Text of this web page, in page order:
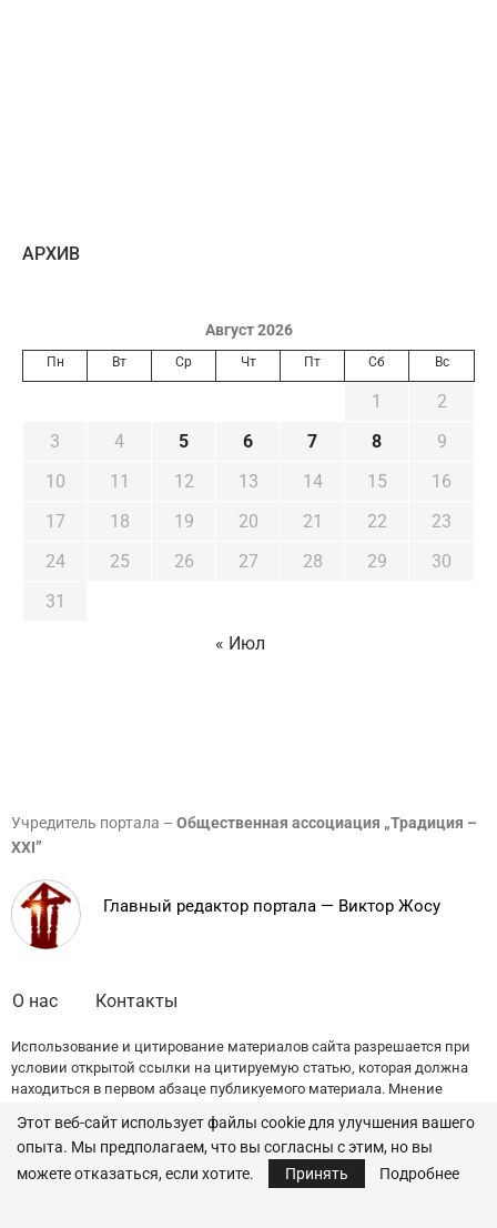
AРХИВ
Август 2026
Пн Вт Ср Чт Пт Сб Вс
1
2
3
4 5 6 7 8
9
10
11 12 13 14 15
16
17
18 19 20 21 22
23
24
25 26 27 28 29
30
31
« Июл
Учредитель портала – Общественная ассоциация „Традиция –
XXI”
Главный редактор портала — Виктор Жосу
О нас Контакты
Использование и цитирование материалов сайта разрешается при
условии открытой ссылки на цитируемую статью, которая должна
находиться в первом абзаце публикуемого материала. Мнение
© 2022 — All Rights Reserved. Traditia.md
Этот веб-сайт использует файлы cookie для улучшения вашего
опыта. Мы предполагаем, что вы согласны с этим, но вы
можете отказаться, если хотите.
Принять Подробнее